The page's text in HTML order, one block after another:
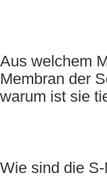
Aus welchem
Membran der
warum ist sie
Wie sind die